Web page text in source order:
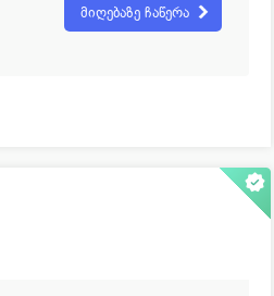
მიღებაზე ჩაწერა